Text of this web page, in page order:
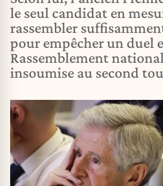
le seul candidat en
rassembler
pour empêcher un duel
Rassemblement
insoumise au second